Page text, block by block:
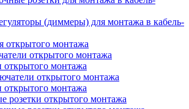
(диммеры) для монтажа в кабель-
открытого монтажа
открытого монтажа
монтажа
открытого монтажа
открытого монтажа
розетки открытого монтажа